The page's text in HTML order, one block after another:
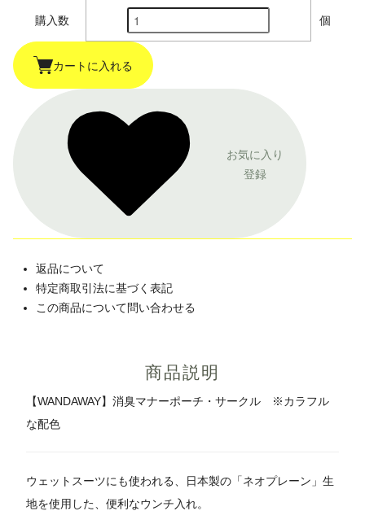
購入数 個
カートに入れる
お気に入り
登録
返品について
特定商取引法に基づく表記
この商品について問い合わせる
商品説明
【WANDAWAY】消臭マナーポーチ・サークル ※カラフル
な配色
ウェットスーツにも使われる、日本製の「ネオプレーン」生
地を使用した、便利なウンチ入れ。